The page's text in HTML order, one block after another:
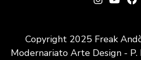
Copyright 2025 Freak
Modernariato Arte Design -